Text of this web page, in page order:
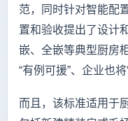
范，同时针对智能配
置和验收提出了设计
嵌、全嵌等典型厨房
“有例可援”、企业也将
而且，该标准适用于